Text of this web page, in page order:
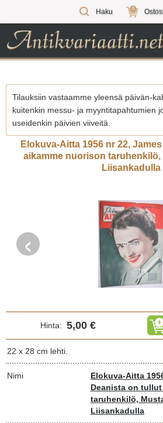
Haku 0
Tilauksiin vastaamme yleensä päivän-
kuitenkin messu- ja myyntitapahtumien
useidenkin päivien viiveitä.
Elokuva-Aitta 1956 nr 22,
aikamme nuorison taruhenkilö,
Liisankadulla
‹
Hinta: 5,00 €
22 x 28 cm lehti.
Nimi
Elokuva-Aitta
Deanista on
taruhenkilö,
Liisankadulla